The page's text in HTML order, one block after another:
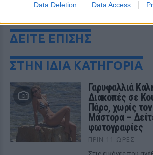
Data Deletion Data Access
ΔΕΙΤΕ ΕΠΙΣΗΣ
ΣΤΗΝ ΙΔΙΑ ΚΑΤΗΓΟΡΙΑ
Γαρυφαλλιά
Διακοπές σε
Πάρο, χωρίς
Μάστορα –
φωτογραφίες
ΠΡΙΝ 11 ΏΡΕΣ
Στις εικόνες που